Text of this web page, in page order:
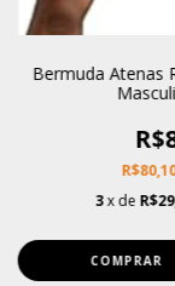
Bermuda Atenas
3x de
COMPRAR